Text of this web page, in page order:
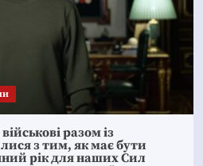
разом із
з тим, як має бути
рік для наших Сил